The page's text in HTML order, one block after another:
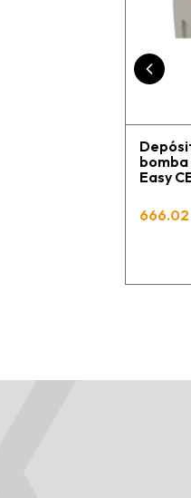
bomba
Easy